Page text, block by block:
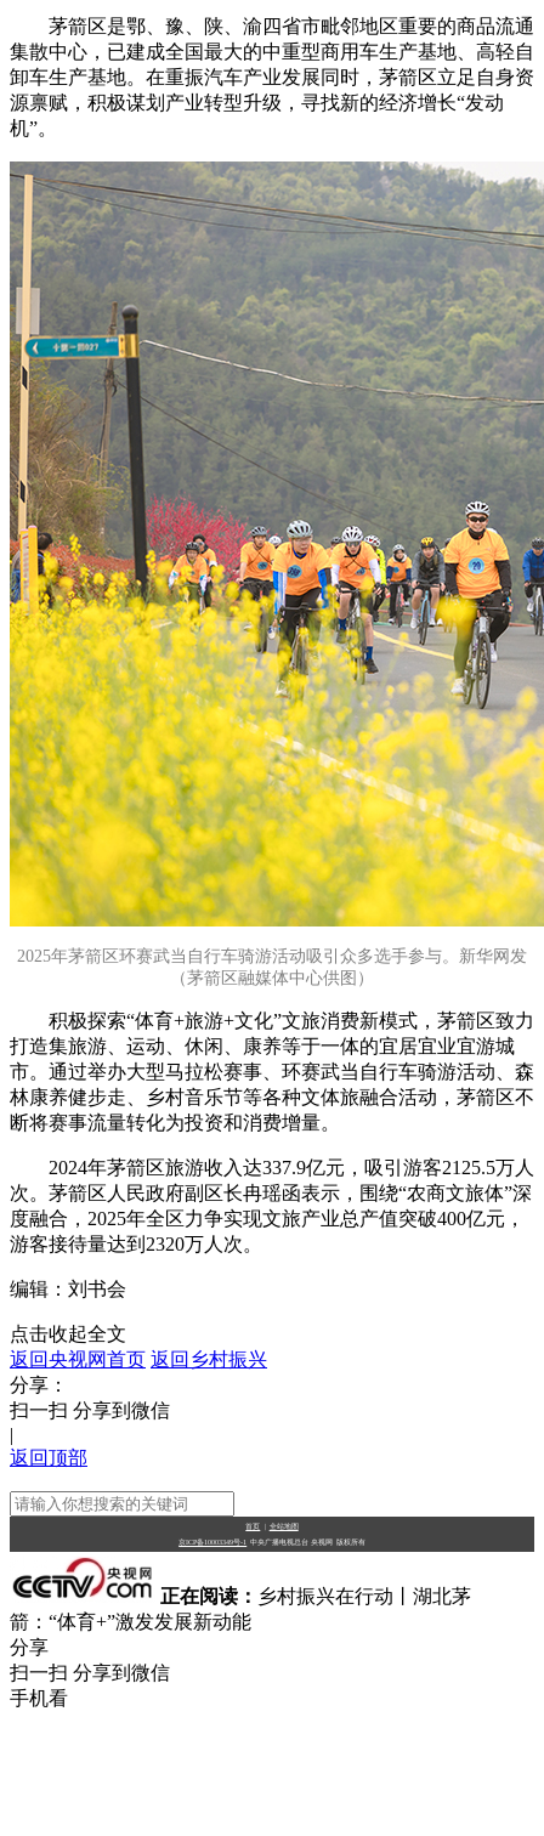
茅箭区是鄂、豫、陕、渝四省市毗邻地区重要的商品流通
集散中心，已建成全国最大的中重型商用车生产基地、高轻自
卸车生产基地。在重振汽车产业发展同时，茅箭区立足自身资
源禀赋，积极谋划产业转型升级，寻找新的经济增长“发动
机”。
2025年茅箭区环赛武当自行车骑游活动吸引众多选手参与。新华网发
（茅箭区融媒体中心供图）
积极探索“体育+旅游+文化”文旅消费新模式，茅箭区致力
打造集旅游、运动、休闲、康养等于一体的宜居宜业宜游城
市。通过举办大型马拉松赛事、环赛武当自行车骑游活动、森
林康养健步走、乡村音乐节等各种文体旅融合活动，茅箭区不
断将赛事流量转化为投资和消费增量。
2024年茅箭区旅游收入达337.9亿元，吸引游客2125.5万人
次。茅箭区人民政府副区长冉瑶函表示，围绕“农商文旅体”深
度融合，2025年全区力争实现文旅产业总产值突破400亿元，
游客接待量达到2320万人次。
编辑：刘书会
点击收起全文
返回央视网首页 返回乡村振兴
分享：
扫一扫 分享到微信
|
返回顶部
首页 全站地图
京ICP备10003349号-1 中央广播电视总台 央视网 版权所有
正在阅读： 乡村振兴在行动丨湖北茅
箭：“体育+”激发发展新动能
分享
扫一扫 分享到微信
手机看